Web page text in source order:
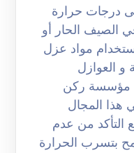
درجات حرارة
الصيف الحار أو
مواد عزل
و العوازل
مؤسسة ركن
هذا المجال
التأكد من عدم
بتسرب الحرارة